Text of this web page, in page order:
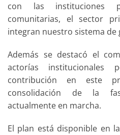
con las instituciones
comunitarias, el sector
integran nuestro sistema de
Además se destacó el
actorías
contribución en este
consolidación de la
actualmente en marcha.
El plan está disponible en